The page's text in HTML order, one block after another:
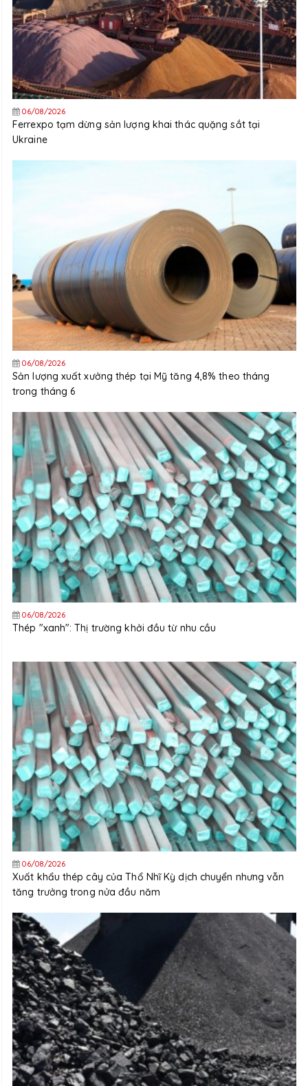
06/08/2026
Ferrexpo tạm dừng sản lượng khai thác quặng sắt tại
Ukraine
06/08/2026
Sản lượng xuất xưởng thép tại Mỹ tăng 4,8% theo tháng
trong tháng 6
06/08/2026
Thép "xanh": Thị trường khởi đầu từ nhu cầu
06/08/2026
Xuất khẩu thép cây của Thổ Nhĩ Kỳ dịch chuyển nhưng vẫn
tăng trưởng trong nửa đầu năm